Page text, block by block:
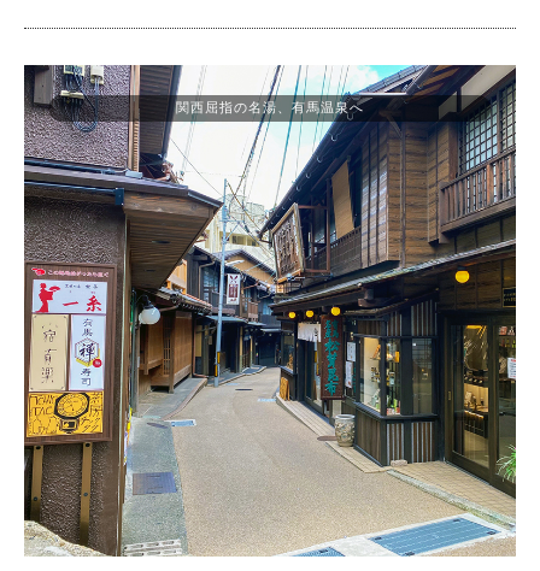
関西屈指の名湯、有馬温泉へ